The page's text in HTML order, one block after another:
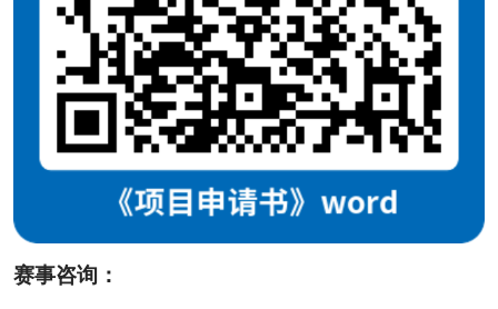
赛事咨询：